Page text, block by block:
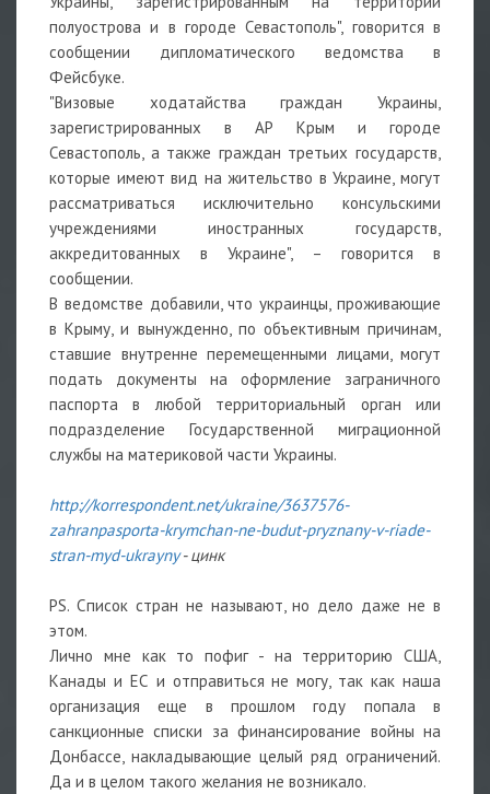
полуострова и в городе Севастополь", говорится в
сообщении дипломатического ведомства в
Фейсбуке.
"Визовые ходатайства граждан Украины,
зарегистрированных в АР Крым и городе
Севастополь, а также граждан третьих государств,
которые имеют вид на жительство в Украине, могут
рассматриваться исключительно консульскими
учреждениями иностранных государств,
аккредитованных в Украине", – говорится в
сообщении.
В ведомстве добавили, что украинцы, проживающие
в Крыму, и вынужденно, по объективным причинам,
ставшие внутренне перемещенными лицами, могут
подать документы на оформление заграничного
паспорта в любой территориальный орган или
подразделение Государственной миграционной
службы на материковой части Украины.
http://korrespondent.net/ukraine/3637576-
zahranpasporta-krymchan-ne-budut-pryznany-v-riade-
stran-myd-ukrayny- цинк
PS. Список стран не называют, но дело даже не в
этом.
Лично мне как то пофиг - на территорию США,
Канады и ЕС и отправиться не могу, так как наша
организация еще в прошлом году попала в
санкционные списки за финансирование войны на
Донбассе, накладывающие целый ряд ограничений.
Да и в целом такого желания не возникало.